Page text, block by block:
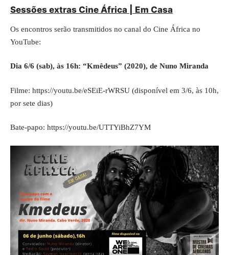
Sessões extras Cine África | Em Casa
Os encontros serão transmitidos no canal do Cine África no
YouTube:
Dia 6/6 (sab), às 16h: “Kmêdeus” (2020), de Nuno Miranda
Filme: https://youtu.be/eSEiE-rWRSU (disponível em 3/6, às 10h,
por sete dias)
Bate-papo: https://youtu.be/UTTYiBhZ7YM